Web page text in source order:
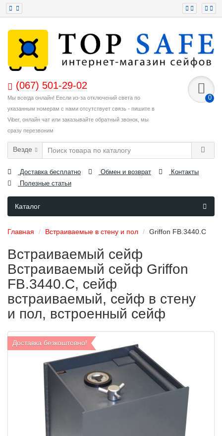
(067) 501-29-02
Мы всегда онлайн! Еесли из-за отключений света по
указанным номерам с нами отсутствует связь - пишите в
Viber, онлайн чат или заказывайте обратный звонок, мы
сразу перезвоним
0
Везде
Доставка бесплатно Обмен и возврат
Контакты
Полезные статьи
Каталог
Главная Встраиваемые в стену и пол Griffon FB.3440.C
Встраиваемый сейф
Встраиваемый сейф Griffon
FB.3440.C, сейф
встраиваемый, сейф в стену
и пол, встроенный сейф
Доставка безкоштовно!